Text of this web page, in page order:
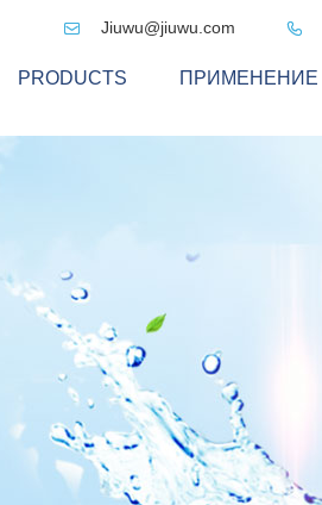
 Jiuwu@jiuwu.com 
PRODUCTS ПРИМЕНЕНИЕ